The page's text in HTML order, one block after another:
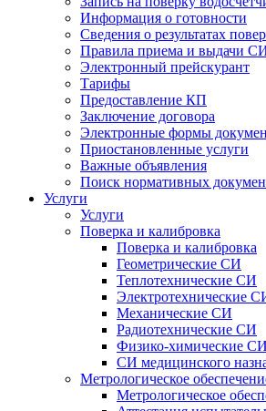
Информация о готовности
Сведения о результатах
Правила приема и выдачи
Электронный прейскурант
Тарифы
Предоставление КП
Заключение договора
Электронные формы
Приостановленные услуги
Важные объявления
Поиск нормативных
Услуги
Услуги
Поверка и калибровка
Поверка и калибровка
Геометрические СИ
Теплотехнические СИ
Электротехнические
Механические СИ
Радиотехнические СИ
Физико-химические СИ
СИ медицинского
Метрологическое
Метрологическое